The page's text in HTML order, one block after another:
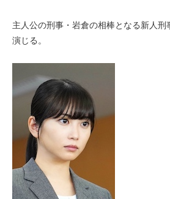
主人公の刑事・岩倉の相棒となる新人
演じる。